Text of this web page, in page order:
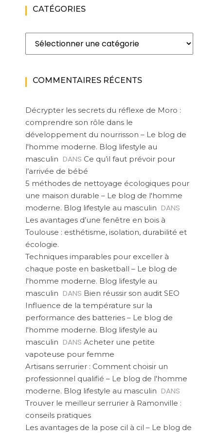
CATÉGORIES
Catégories
COMMENTAIRES RÉCENTS
Décrypter les secrets du réflexe de Moro :
comprendre son rôle dans le
développement du nourrisson – Le blog de
l'homme moderne. Blog lifestyle au
masculin DANS Ce qu’il faut prévoir pour
l’arrivée de bébé
5 méthodes de nettoyage écologiques pour
une maison durable – Le blog de l'homme
moderne. Blog lifestyle au masculin DANS
Les avantages d’une fenêtre en bois à
Toulouse : esthétisme, isolation, durabilité et
écologie.
Techniques imparables pour exceller à
chaque poste en basketball – Le blog de
l'homme moderne. Blog lifestyle au
masculin DANS Bien réussir son audit SEO
Influence de la température sur la
performance des batteries – Le blog de
l'homme moderne. Blog lifestyle au
masculin DANS Acheter une petite
vapoteuse pour femme
Artisans serrurier : Comment choisir un
professionnel qualifié – Le blog de l'homme
moderne. Blog lifestyle au masculin DANS
Trouver le meilleur serrurier à Ramonville :
conseils pratiques
Les avantages de la pose cil à cil – Le blog de